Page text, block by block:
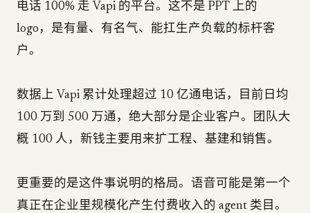
电话 100% 走 Vapi 的平台。这不是 PPT 上的
logo，是有量、有名气、能扛生产负载的标杆客
户。
数据上 Vapi 累计处理超过 10 亿通电话，目前日均
100 万到 500 万通，绝大部分是企业客户。团队大
概 100 人，新钱主要用来扩工程、基建和销售。
更重要的是这件事说明的格局。语音可能是第一个
真正在企业里规模化产生付费收入的 agent 类目。